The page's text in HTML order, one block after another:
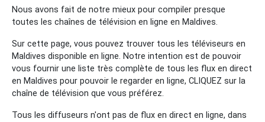
Nous avons fait de notre mieux pour compiler presque
toutes les chaînes de télévision en ligne en Maldives.
Sur cette page, vous pouvez trouver tous les téléviseurs en
Maldives disponible en ligne. Notre intention est de pouvoir
vous fournir une liste très complète de tous les flux en direct
en Maldives pour pouvoir le regarder en ligne, CLIQUEZ sur la
chaîne de télévision que vous préférez.
Tous les diffuseurs n'ont pas de flux en direct en ligne, dans